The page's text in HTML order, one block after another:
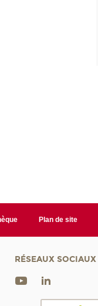
Plan de site
RÉSEAUX SOCIAUX